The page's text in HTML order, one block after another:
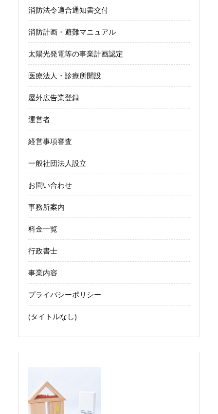
消防法令適合通知書交付
消防計画・避難マニュアル
太陽光発電等の事業計画認定
医療法人・診療所開設
屋外広告業登録
運営者
経営事項審査
一般社団法人設立
お問い合わせ
事務所案内
料金一覧
行政書士
事業内容
プライバシーポリシー
(タイトルなし)